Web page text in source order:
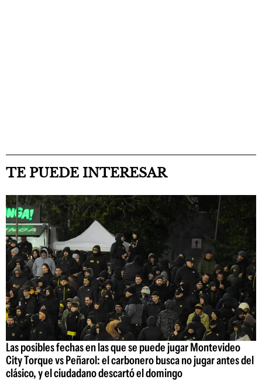
TE PUEDE INTERESAR
Las posibles fechas en las que se puede jugar Montevideo
City Torque vs Peñarol: el carbonero busca no jugar antes del
clásico, y el ciudadano descartó el domingo